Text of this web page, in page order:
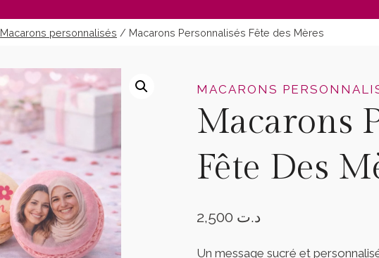
Macarons personnalisés / Macarons Personnalisés Fête des Mères
MACARONS
Macarons
Fête Des
د.ت
Un message sucré et